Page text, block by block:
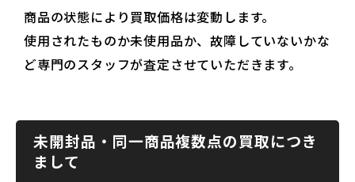
商品の状態により買取価格は変動します。
使用されたものか未使用品か、故障していないかな
ど専門のスタッフが査定させていただきます。
未開封品・同一商品複数点の買取につき
まして